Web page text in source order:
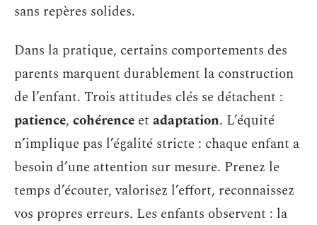
sans repères solides.
Dans la pratique, certains comportements des
parents marquent durablement la construction
de l’enfant. Trois attitudes clés se détachent :
patience, cohérence et adaptation. L’équité
n’implique pas l’égalité stricte : chaque enfant a
besoin d’une attention sur mesure. Prenez le
temps d’écouter, valorisez l’effort, reconnaissez
vos propres erreurs. Les enfants observent : la